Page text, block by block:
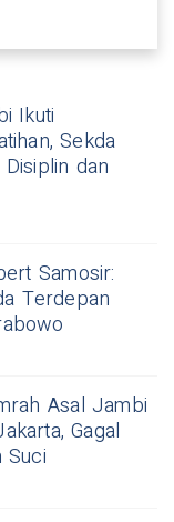
Ikuti
Sekda
dan
Samosir:
Terdepan
Asal Jambi
Gagal
Suci